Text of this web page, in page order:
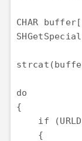
CHAR
do
{
if
    {